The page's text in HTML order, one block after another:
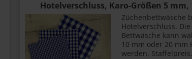
Hotelverschluss, Karo-Größen 5 mm,
Züchenbettwäsche
Hotelverschluss.
Bettwäsche kann
10 mm oder 20 mm
werden. Staffelpreis.